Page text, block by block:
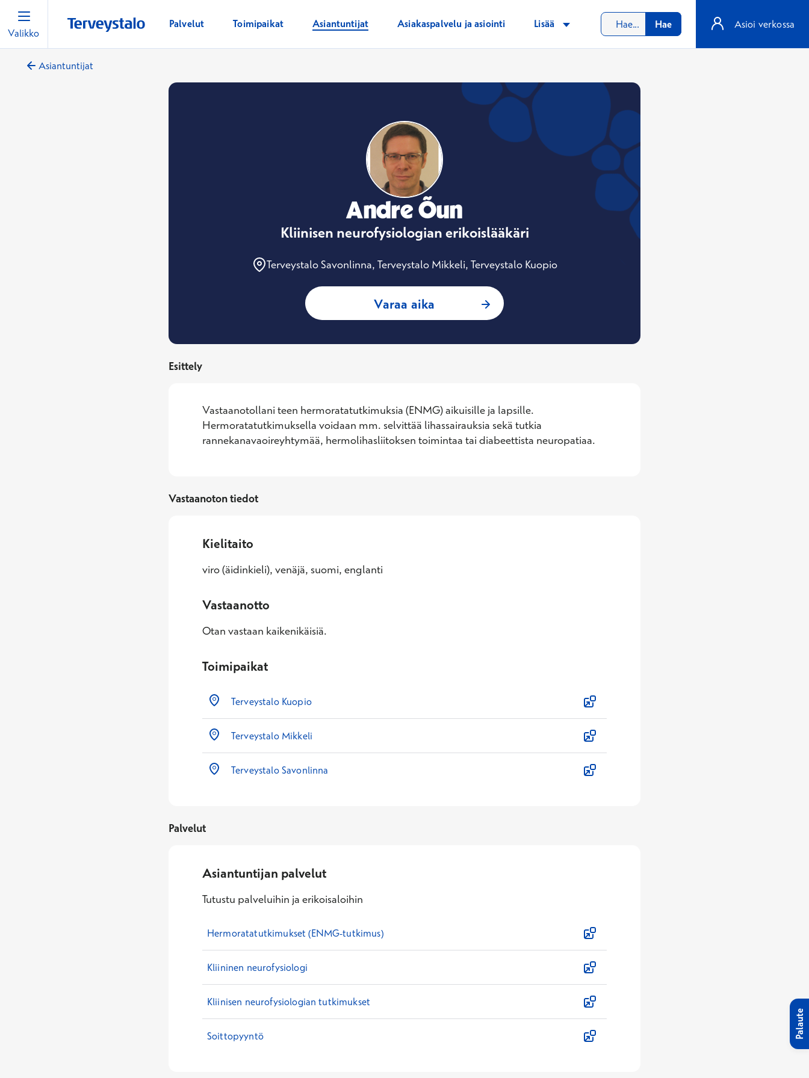
Valikko
Palvelut Toimipaikat Asiantuntijat Asiakaspalvelu ja asiointi Lisää Hae Asioi verkossa
Asiantuntijat
Andre Õun
Kliinisen neurofysiologian erikoislääkäri
Terveystalo Savonlinna, Terveystalo Mikkeli, Terveystalo Kuopio
Varaa aika : Andre Õun, Kliinisen neurofysiologian erikoislääkäri
Esittely
Vastaanotollani teen hermoratatutkimuksia (ENMG) aikuisille ja lapsille.
Hermoratatutkimuksella voidaan mm. selvittää lihassairauksia sekä tutkia
rannekanavaoireyhtymää, hermolihasliitoksen toimintaa tai diabeettista neuropatiaa.
Vastaanoton tiedot
Kielitaito
viro (äidinkieli), venäjä, suomi, englanti
Vastaanotto
Otan vastaan kaikenikäisiä.
Toimipaikat
Terveystalo Kuopio
Terveystalo Mikkeli
Terveystalo Savonlinna
Palvelut
Asiantuntijan palvelut
Tutustu palveluihin ja erikoisaloihin
Hermoratatutkimukset (ENMG-tutkimus)
Kliininen neurofysiologi
Kliinisen neurofysiologian tutkimukset
Soittopyyntö Palaute